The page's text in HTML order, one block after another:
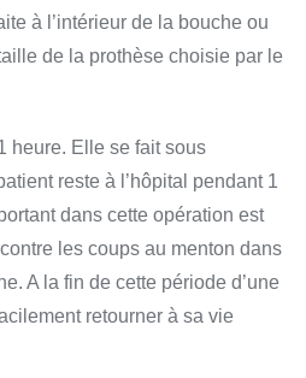
à l’intérieur de la bouche ou
de la prothèse choisie par le
heure. Elle se fait sous
reste à l’hôpital pendant 1
dans cette opération est
les coups au menton dans
A la fin de cette période d’une
retourner à sa vie